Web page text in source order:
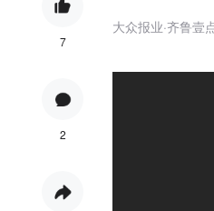
7
2
大众报业·齐鲁壹